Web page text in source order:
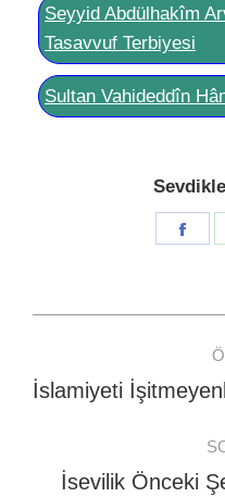
Seyyid Abdülhakîm
Tasavvuf Terbiyesi
Sultan Vahideddîn
navigation
İslamiyeti
İsevilik Önceki